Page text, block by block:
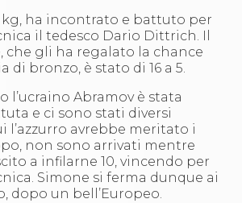
kg, ha incontrato e battuto per
il tedesco Dario Dittrich. Il
che gli ha regalato la chance
di bronzo, è stato di 16 a 5.
l’ucraino Abramov è stata
e ci sono stati diversi
l’azzurro avrebbe meritato i
non sono arrivati mentre
a infilarne 10, vincendo per
Simone si ferma dunque ai
dopo un bell’Europeo.